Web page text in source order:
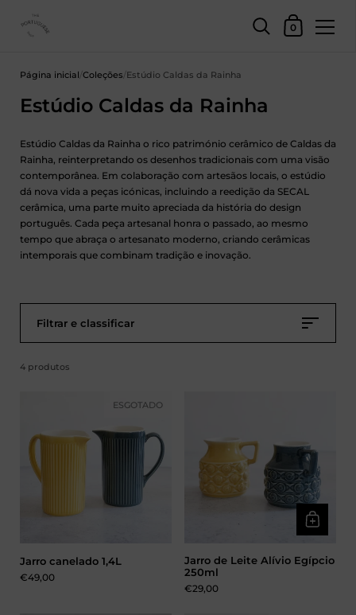
Carrinho de
0
Página inicial/Coleções/Estúdio Caldas da Rainha
Estúdio Caldas da Rainha
Estúdio Caldas da Rainha o rico património cerâmico de Caldas da
Rainha, reinterpretando os desenhos tradicionais com uma visão
contemporânea. Em colaboração com artesãos locais, o estúdio
dá nova vida a peças icónicas, incluindo a reedição da SECAL
cerâmica, uma parte muito apreciada da história do design
português. Cada peça artesanal honra o passado, ao mesmo
tempo que abraça o artesanato moderno, criando cerâmicas
intemporais que combinam tradição e inovação.
Filtrar e classificar
4 produtos
Jarro canelado 1,4L
Preço:
€49,00
ESGOTADO
Jarro de Leite Alívio Egípcio
250ml
Preço:
€29,00